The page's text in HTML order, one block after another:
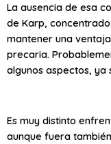
La ausencia de esa
de Karp,
mantener una
precaria.
algunos aspectos, ya
Es muy distinto
aunque fuera